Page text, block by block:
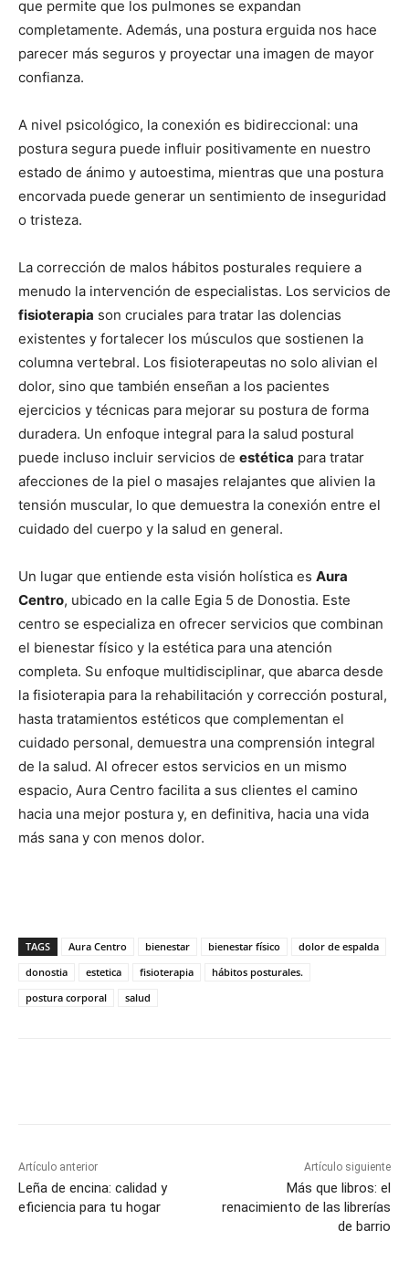
que permite que los pulmones se expandan
completamente. Además, una postura erguida nos hace
parecer más seguros y proyectar una imagen de mayor
confianza.
A nivel psicológico, la conexión es bidireccional: una
postura segura puede influir positivamente en nuestro
estado de ánimo y autoestima, mientras que una postura
encorvada puede generar un sentimiento de inseguridad
o tristeza.
La corrección de malos hábitos posturales requiere a
menudo la intervención de especialistas. Los servicios de
fisioterapia son cruciales para tratar las dolencias
existentes y fortalecer los músculos que sostienen la
columna vertebral. Los fisioterapeutas no solo alivian el
dolor, sino que también enseñan a los pacientes
ejercicios y técnicas para mejorar su postura de forma
duradera. Un enfoque integral para la salud postural
puede incluso incluir servicios de estética para tratar
afecciones de la piel o masajes relajantes que alivien la
tensión muscular, lo que demuestra la conexión entre el
cuidado del cuerpo y la salud en general.
Un lugar que entiende esta visión holística es Aura
Centro, ubicado en la calle Egia 5 de Donostia. Este
centro se especializa en ofrecer servicios que combinan
el bienestar físico y la estética para una atención
completa. Su enfoque multidisciplinar, que abarca desde
la fisioterapia para la rehabilitación y corrección postural,
hasta tratamientos estéticos que complementan el
cuidado personal, demuestra una comprensión integral
de la salud. Al ofrecer estos servicios en un mismo
espacio, Aura Centro facilita a sus clientes el camino
hacia una mejor postura y, en definitiva, hacia una vida
más sana y con menos dolor.
TAGS Aura Centro bienestar bienestar físico
dolor de espalda
donostia
estetica fisioterapia
hábitos posturales.
postura corporal
salud
Artículo anterior
Leña de encina: calidad y
eficiencia para tu hogar
Artículo siguiente
Más que libros: el
renacimiento de las librerías
de barrio